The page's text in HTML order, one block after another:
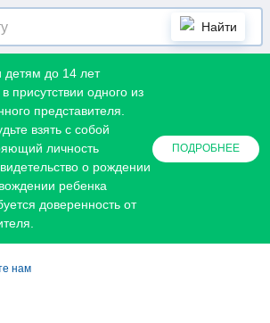
Найти
детям до 14 лет
присутствии одного из
представителя.
взять с собой
личность
о рождении
ребенка
доверенность от
ПОДРОБНЕЕ
нам